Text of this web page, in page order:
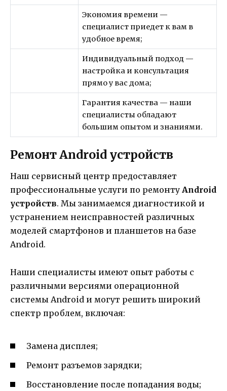
Экономия времени —
специалист приедет к вам в
удобное время;
Индивидуальный подход —
настройка и консультация
прямо у вас дома;
Гарантия качества — наши
специалисты обладают
большим опытом и знаниями.
Ремонт Android устройств
Наш сервисный центр предоставляет
профессиональные услуги по ремонту Android
устройств. Мы занимаемся диагностикой и
устранением неисправностей различных
моделей смартфонов и планшетов на базе
Android.
Наши специалисты имеют опыт работы с
различными версиями операционной
системы Android и могут решить широкий
спектр проблем, включая:
Замена дисплея;
Ремонт разъемов зарядки;
Восстановление после попадания воды;